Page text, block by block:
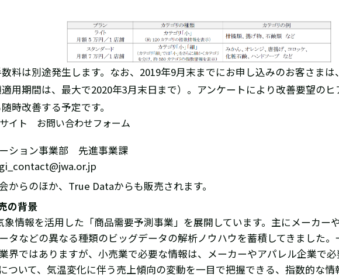
料は別途発生します。なお、2019年9月末までにお申し込みのお客さま
適用期間は、最大で2020年3月末日まで）。アンケートにより改善要望の
時改善する予定です。
イト お問い合わせフォーム
ション事業部 先進事業課
からのほか、True Dataからも販売されます。
の背景
象情報を活用した「商品需要予測事業」を展開しています。主にメーカー
タなどの異なる種類のビッグデータの解析ノウハウを蓄積してきました
界ではありますが、小売業で必要な情報は、メーカーやアパレル企業で
ついて、気温変化に伴う売上傾向の変動を一目で把握できる、指数的な